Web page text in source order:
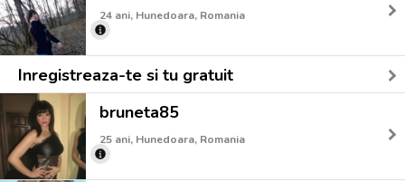
24 ani, Hunedoara, Romania
Inregistreaza-te si tu gratuit
bruneta85
25 ani, Hunedoara, Romania